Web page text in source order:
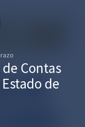
Contas
de